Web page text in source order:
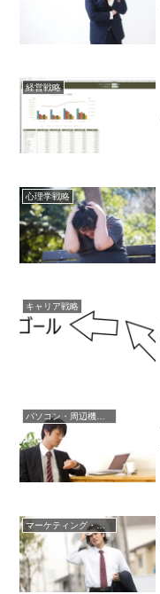
経営戦略
心理学戦略
キャリア戦略
パソコン・周辺機器戦略
マーケティング・営業戦略